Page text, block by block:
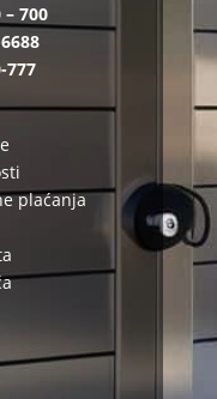
700
777
plaćanja